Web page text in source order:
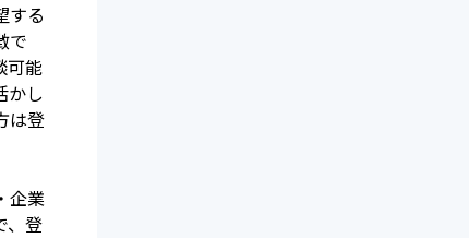
する
で
可能
かし
は登
企業
、登